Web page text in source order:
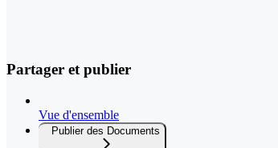
Partager et publier
Vue d'ensemble
Publier des Documents